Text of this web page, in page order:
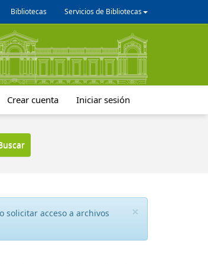
Bibliotecas Servicios de Bibliotecas
Crear cuenta Iniciar sesión
×
solicitar acceso a archivos